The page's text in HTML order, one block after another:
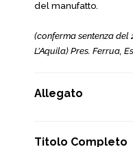
del manufatto.
(conferma sentenza del
L’Aquila) Pres. Ferrua,
Allegato
Titolo Completo